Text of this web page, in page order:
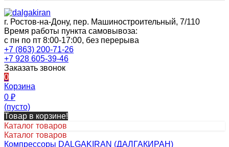
г. Ростов-на-Дону, пер. Машиностроительный, 7/110
Время работы пункта самовывоза:
с пн по пт 8:00-17:00, без перерыва
+7 (863) 200-71-26
+7 928 605-39-46
Заказать звонок
0
Корзина
0 ₽
(пусто)
Товар в корзине!
Каталог товаров
Каталог товаров
Компрессоры DALGAKIRAN (ДАЛГАКИРАН)